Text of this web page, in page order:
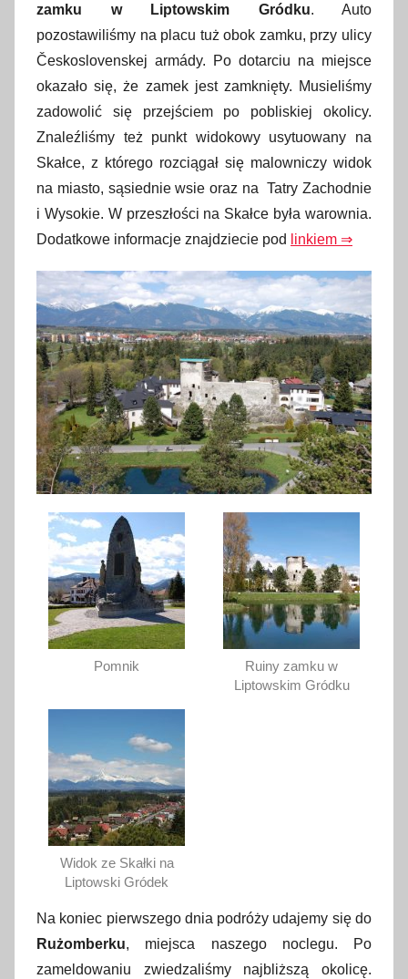
zamku w Liptowskim Gródku. Auto
pozostawiliśmy na placu tuż obok zamku, przy ulicy
Československej armády. Po dotarciu na miejsce
okazało się, że zamek jest zamknięty. Musieliśmy
zadowolić się przejściem po pobliskiej okolicy.
Znaleźliśmy też punkt widokowy usytuowany na
Skałce, z którego rozciągał się malowniczy widok
na miasto, sąsiednie wsie oraz na Tatry Zachodnie
i Wysokie. W przeszłości na Skałce była warownia.
Dodatkowe informacje znajdziecie pod
linkiem ⇒
Pomnik
Ruiny zamku w
Liptowskim Gródku
Widok ze Skałki na
Liptowski Gródek
Na koniec pierwszego dnia podróży udajemy się do
Rużomberku, miejsca naszego noclegu. Po
zameldowaniu zwiedzaliśmy najbliższą okolicę.